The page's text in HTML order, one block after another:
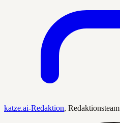
katze.ai-Redaktion, Redaktionsteam